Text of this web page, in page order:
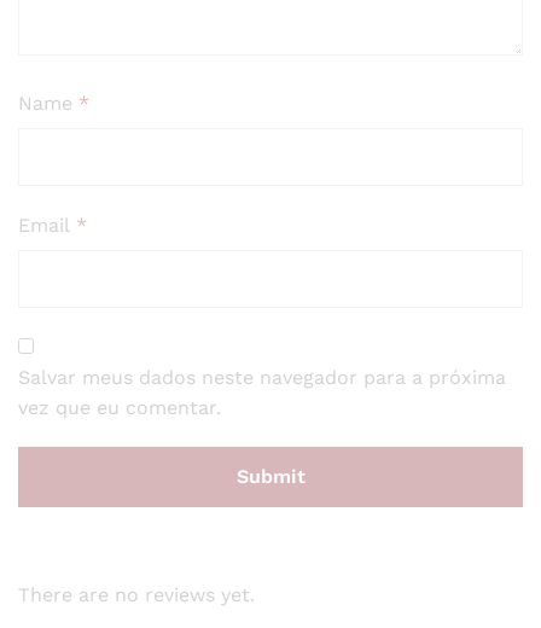
Name *
Email *
Salvar meus dados neste navegador para a próxima
vez que eu comentar.
There are no reviews yet.